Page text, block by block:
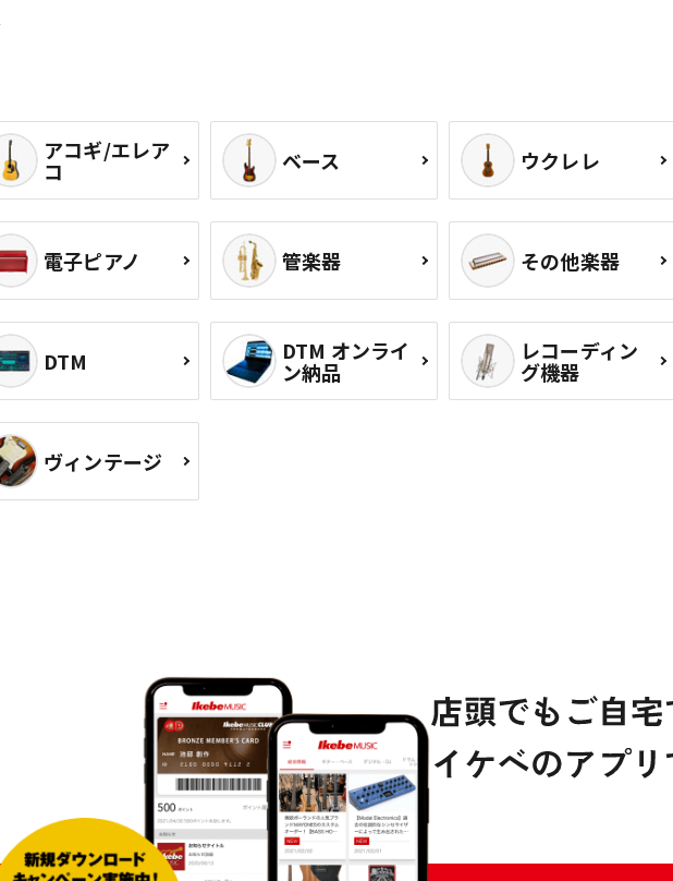
アコギ/エレア
コ ベース ウクレレ
電子ピアノ 管楽器 その他楽器
DTM DTM オンライ
ン納品
レコーディン
グ機器
ヴィンテージ